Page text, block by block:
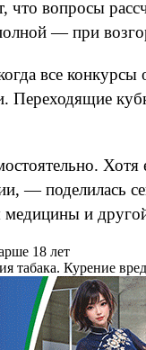
что вопросы
— при
все
Хотя
— поделилась
медицины и
18 лет
табака. Курение